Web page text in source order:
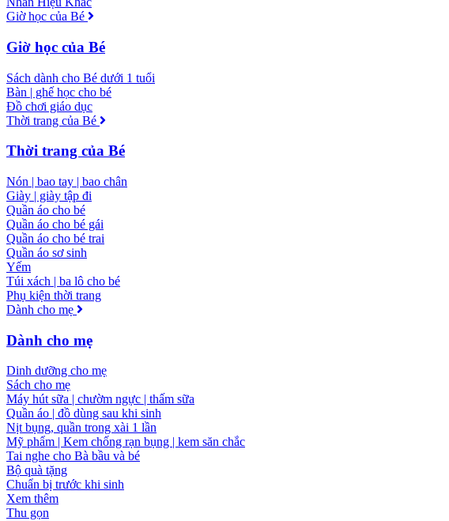
Giờ học của Bé
Giờ học của Bé
Sách dành cho Bé dưới 1 tuổi
Bàn | ghế học cho bé
Đồ chơi giáo dục
Thời trang của Bé
Thời trang của Bé
Nón | bao tay | bao chân
Giày | giày tập đi
Quần áo cho bé
Quần áo cho bé gái
Quần áo cho bé trai
Quần áo sơ sinh
Yếm
Túi xách | ba lô cho bé
Phụ kiện thời trang
Dành cho mẹ
Dành cho mẹ
Dinh dưỡng cho mẹ
Sách cho mẹ
Máy hút sữa | chườm ngực | thấm sữa
Quần áo | đồ dùng sau khi sinh
Nịt bụng, quần trong xài 1 lần
Mỹ phẩm | Kem chống rạn bụng | kem săn chắc
Tai nghe cho Bà bầu và bé
Bộ quà tặng
Chuẩn bị trước khi sinh
Xem thêm
Thu gọn